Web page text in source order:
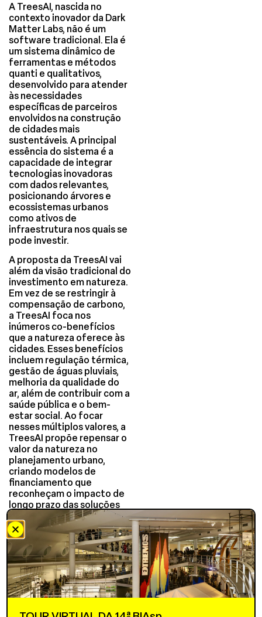
A TreesAI, nascida no
contexto inovador da Dark
Matter Labs, não é um
software tradicional. Ela é
um sistema dinâmico de
ferramentas e métodos
quanti e qualitativos,
desenvolvido para atender
às necessidades
específicas de parceiros
envolvidos na construção
de cidades mais
sustentáveis. A principal
essência do sistema é a
capacidade de integrar
tecnologias inovadoras
com dados relevantes,
posicionando árvores e
ecossistemas urbanos
como ativos de
infraestrutura nos quais se
pode investir.
A proposta da TreesAI vai
além da visão tradicional do
investimento em natureza.
Em vez de se restringir à
compensação de carbono,
a TreesAI foca nos
inúmeros co-benefícios
que a natureza oferece às
cidades. Esses benefícios
incluem regulação térmica,
gestão de águas pluviais,
melhoria da qualidade do
ar, além de contribuir com a
saúde pública e o bem-
estar social. Ao focar
nesses múltiplos valores, a
TreesAI propõe repensar o
valor da natureza no
planejamento urbano,
criando modelos de
financiamento que
reconheçam o impacto de
longo prazo das soluções
baseadas na natureza.
Essa abordagem
transforma ativos naturais
em investimentos
tangíveis, gerando uma
nova economia cívica que
prioriza a saúde do planeta
exemplo prático dessa